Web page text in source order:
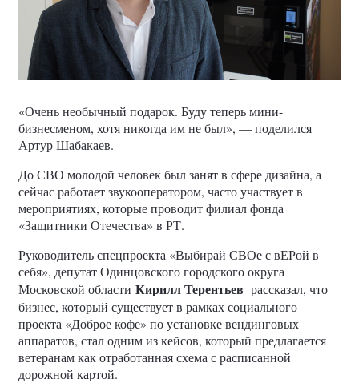
«Очень необычный подарок. Буду теперь мини-
бизнесменом, хотя никогда им не был», — поделился
Артур Шабакаев.
До СВО молодой человек был занят в сфере дизайна, а
сейчас работает звукооператором, часто участвует в
мероприятиях, которые проводит филиал фонда
«Защитники Отечества» в РТ.
Руководитель спецпроекта «Выбирай СВОе с вЕРой в
себя», депутат Одинцовского городского округа
Московской области Кирилл Терентьев рассказал, что
бизнес, который существует в рамках социального
проекта «Доброе кофе» по установке вендинговых
аппаратов, стал одним из кейсов, который предлагается
ветеранам как отработанная схема с расписанной
дорожной картой.